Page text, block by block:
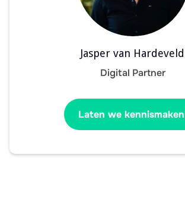
Jasper van Hardeveld
Digital Partner
Laten we